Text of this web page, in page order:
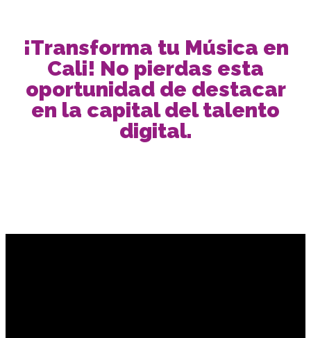
¡Transforma tu Música en
Cali! No pierdas esta
oportunidad de destacar
en la capital del talento
digital.